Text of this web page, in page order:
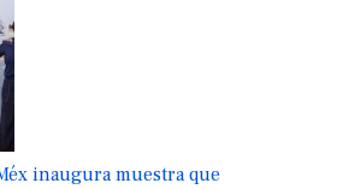
inaugura muestra que